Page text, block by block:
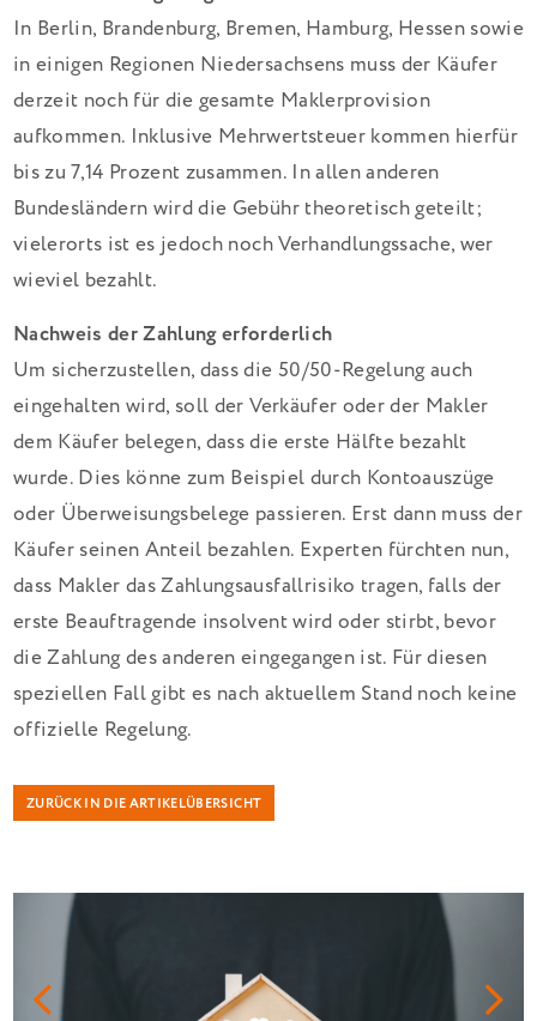
In Berlin, Brandenburg, Bremen, Hamburg, Hessen sowie
in einigen Regionen Niedersachsens muss der Käufer
derzeit noch für die gesamte Maklerprovision
aufkommen. Inklusive Mehrwertsteuer kommen hierfür
bis zu 7,14 Prozent zusammen. In allen anderen
Bundesländern wird die Gebühr theoretisch geteilt;
vielerorts ist es jedoch noch Verhandlungssache, wer
wieviel bezahlt.
Nachweis der Zahlung erforderlich
Um sicherzustellen, dass die 50/50-Regelung auch
eingehalten wird, soll der Verkäufer oder der Makler
dem Käufer belegen, dass die erste Hälfte bezahlt
wurde. Dies könne zum Beispiel durch Kontoauszüge
oder Überweisungsbelege passieren. Erst dann muss der
Käufer seinen Anteil bezahlen. Experten fürchten nun,
dass Makler das Zahlungsausfallrisiko tragen, falls der
erste Beauftragende insolvent wird oder stirbt, bevor
die Zahlung des anderen eingegangen ist. Für diesen
speziellen Fall gibt es nach aktuellem Stand noch keine
offizielle Regelung.
ZURÜCK IN DIE ARTIKELÜBERSICHT